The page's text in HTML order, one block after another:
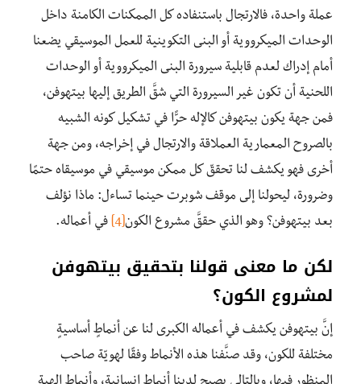
عملة واحدة، فالارتجال باستنفاده كل الممكنات الكامنة داخل
الوحدات الميكرووية أو البنى التكوينية للعمل الموسيقي يضعنا
أمام إدراك لعدم قابلية سيرورة البنى الميكرووية أو الوحدات
اللحنية أن تكون غير السيرورة التي شقَّ الطريق إليها بيتهوفن،
فمن جهة يكون بيتهوفن كالإله حرًّا في تشكيل كونه الشبيه
بالصروح المعمارية العملاقة والارتجال في إخراجه، ومن جهة
أخرى فهو يكشف لنا تحققّ كل ممكن موسيقي في موسيقاه حتمًا
وضرورة، ليحولنا إلى موقف شوبرت حينما تساءل: ماذا نؤلف
بعد بيتهوفن؟ وهو الذي حققَّ مشروع الكون[4] في أعماله.
لكن ما معنى قولنا بتحقيق بيتهوفن
لمشروع الكون؟
إنَّ بيتهوفن يكشف في أعماله الكبرى لنا عن أنماطٍ أساسيةٍ
مختلفة للكون، وقد صنَّفنا هذه الأنماط وفقًا لهويّة صاحب